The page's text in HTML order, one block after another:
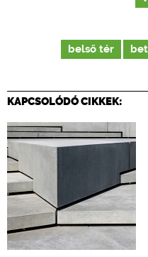
belső tér
KAPCSOLÓDÓ CIKKEK: